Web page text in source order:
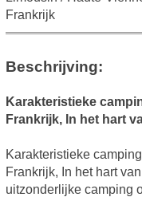
Frankrijk
Beschrijving:
Karakteristieke
Frankrijk, In het hart
Karakteristieke
Frankrijk, In het hart
uitzonderlijke camping